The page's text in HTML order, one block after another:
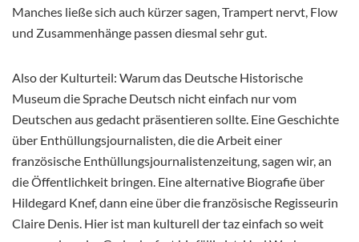
Manches ließe sich auch kürzer sagen, Trampert nervt, Flow
und Zusammenhänge passen diesmal sehr gut.
Also der Kulturteil: Warum das Deutsche Historische
Museum die Sprache Deutsch nicht einfach nur vom
Deutschen aus gedacht präsentieren sollte. Eine Geschichte
über Enthüllungsjournalisten, die die Arbeit einer
französische Enthüllungsjournalistenzeitung, sagen wir, an
die Öffentlichkeit bringen. Eine alternative Biografie über
Hildegard Knef, dann eine über die französische Regisseurin
Claire Denis. Hier ist man kulturell der taz einfach so weit